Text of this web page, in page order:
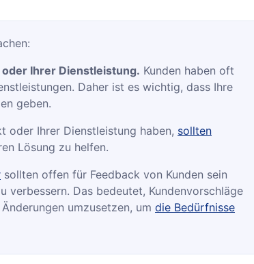
Ihrer Dienstleistung. Kunden haben oft
Daher ist es wichtig, dass Ihre
geben.
oder Ihrer Dienstleistung haben, sollten
Lösung zu helfen.
sollten offen für Feedback von Kunden sein
verbessern. Das bedeutet, Kundenvorschläge
umzusetzen, umdie Bedürfnisse